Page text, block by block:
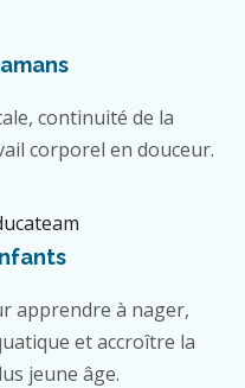
continuité de la
corporel en douceur.
apprendre à nager,
et accroître la
jeune âge.